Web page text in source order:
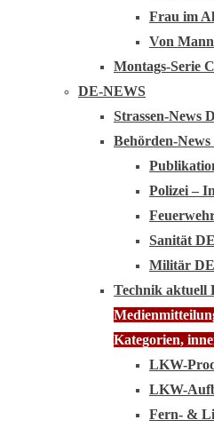
Frau im
Von
Montags-Serie
DE-NEWS
Strassen-News
Behörden-News
Polizei –
Sanität DE
Militär DE
Technik aktuell
Kategorien,
LKW-
LKW-
Fern- &